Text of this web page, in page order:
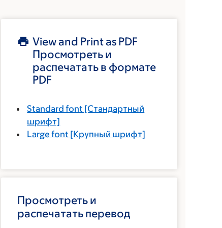
View and Print as PDF
Просмотреть и
распечатать в формате
PDF
Standard font [Стандартный
шрифт]
Large font [Крупный шрифт]
Просмотреть и
распечатать перевод